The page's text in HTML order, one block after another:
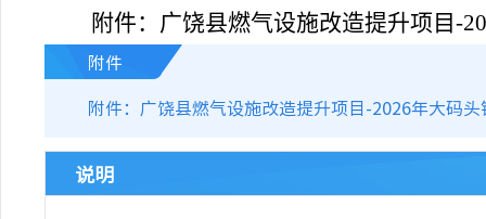
附件：广饶县燃气设施改造提升项目 -
附件
附件：广饶县燃气设施改造提升项目-2026年大码
说明